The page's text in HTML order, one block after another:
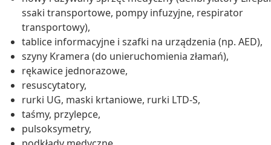
ssaki transportowe, pompy infuzyjne, respirator
transportowy),
tablice informacyjne i szafki na urządzenia (np. AED),
szyny Kramera (do unieruchomienia złamań),
rękawice jednorazowe,
resuscytatory,
rurki UG, maski krtaniowe, rurki LTD-S,
taśmy, przylepce,
pulsoksymetry,